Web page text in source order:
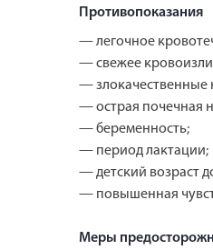
Противопоказания
— легочное
— свежее
— злокачественные
— острая почечная
— беременность;
— период лактации;
— детский возраст
— повышенная
Меры